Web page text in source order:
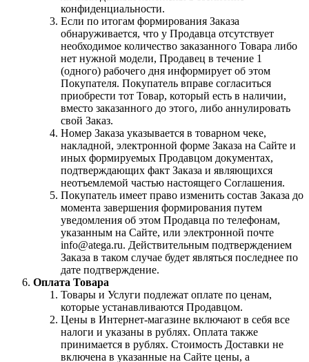
конфиденциальности.
Если по итогам формирования Заказа
обнаруживается, что у Продавца отсутствует
необходимое количество заказанного Товара либо
нет нужной модели, Продавец в течение 1
(одного) рабочего дня информирует об этом
Покупателя. Покупатель вправе согласиться
приобрести тот Товар, который есть в наличии,
вместо заказанного до этого, либо аннулировать
свой Заказ.
Номер Заказа указывается в товарном чеке,
накладной, электронной форме Заказа на Сайте и
иных формируемых Продавцом документах,
подтверждающих факт Заказа и являющихся
неотъемлемой частью настоящего Соглашения.
Покупатель имеет право изменить состав Заказа до
момента завершения формирования путем
уведомления об этом Продавца по телефонам,
указанным на Сайте, или электронной почте
info@atega.ru. Действительным подтверждением
Заказа в таком случае будет являться последнее по
дате подтверждение.
Оплата Товара
Товары и Услуги подлежат оплате по ценам,
которые устанавливаются Продавцом.
Цены в Интернет-магазине включают в себя все
налоги и указаны в рублях. Оплата также
принимается в рублях. Стоимость Доставки не
включена в указанные на Сайте цены, а